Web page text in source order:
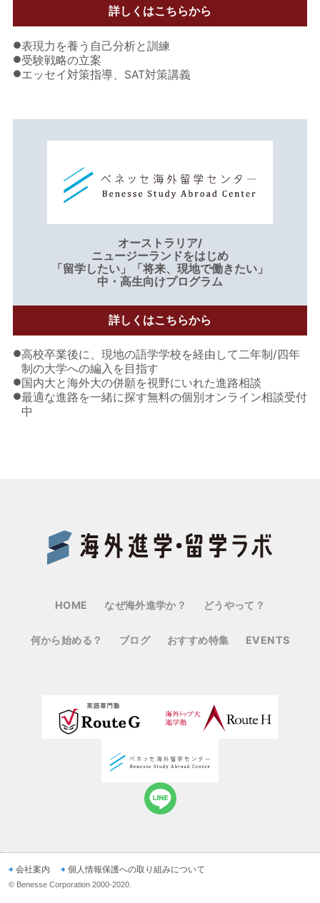
詳しくはこちらから
●表現力を養う自己分析と訓練
●受験戦略の立案
●エッセイ対策指導、SAT対策講義
オーストラリア/
ニュージーランドをはじめ
「留学したい」「将来、現地で働きたい」
中・高生向けプログラム
詳しくはこちらから
●高校卒業後に、現地の語学学校を経由して二年制/四年
制の大学への編入を目指す
●国内大と海外大の併願を視野にいれた進路相談
●最適な進路を一緒に探す無料の個別オンライン相談受付
中
HOME なぜ海外進学か？ どうやって？
何から始める？ ブログ おすすめ特集 EVENTS
会社案内 個人情報保護への取り組みについて
© Benesse Corporation 2000-2020